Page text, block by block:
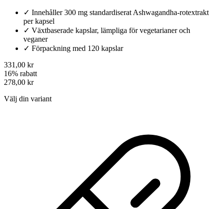
✓ Innehåller 300 mg standardiserat Ashwagandha-rotextrakt
per kapsel
✓ Växtbaserade kapslar, lämpliga för vegetarianer och
veganer
✓ Förpackning med 120 kapslar
331,00 kr
16% rabatt
278,00 kr
Välj din variant